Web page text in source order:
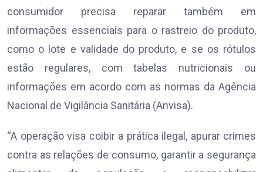
consumidor precisa reparar também em
informações essenciais para o rastreio do produto,
como o lote e validade do produto, e se os rótulos
estão regulares, com tabelas nutricionais ou
informações em acordo com as normas da Agência
Nacional de Vigilância Sanitária (Anvisa).
“A operação visa coibir a prática ilegal, apurar crimes
contra as relações de consumo, garantir a segurança